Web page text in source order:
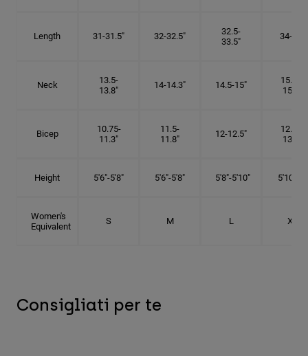
Length 31-31.5" 32-32.5"
32.5-
33.5"
34-35"
Neck
13.5-
13.8"
14-14.3" 14.5-15"
15.25-
15.5"
Bicep
10.75-
11.3"
11.5-
11.8"
12-12.5"
12.75-
13.3"
Height 5'6"-5'8" 5'6"-5'8" 5'8"-5'10" 5'10"- 6'
Women's
Equivalent
S M L XL
Consigliati per te